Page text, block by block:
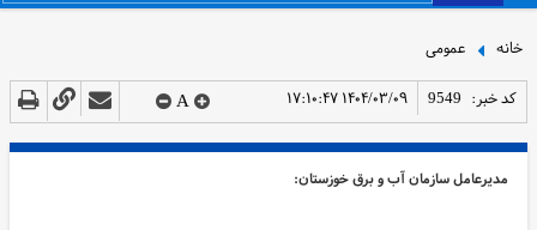
خانه عمومی
کد خبر: 9549 ۱۴۰۴/۰۳/۰۹ ۱۷:۱۰:۴۷ A
مدیرعامل سازمان آب و برق خوزستان: